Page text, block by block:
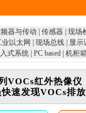
器与传动 传感器 现场
业以太网 现场总线
显示
式系统 PC based 机柜
VOCs红外热像仪
快速发现VOCs排